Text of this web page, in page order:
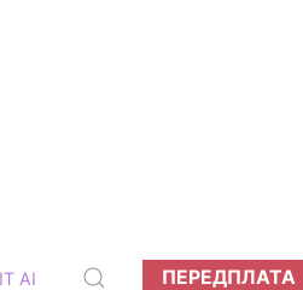
АІ ПЕРЕДПЛАТА